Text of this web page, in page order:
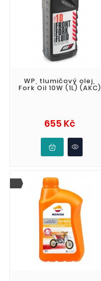
WP, tlumičový olej,
Fork Oil 10W (1L) (AKC)
655 KčCena